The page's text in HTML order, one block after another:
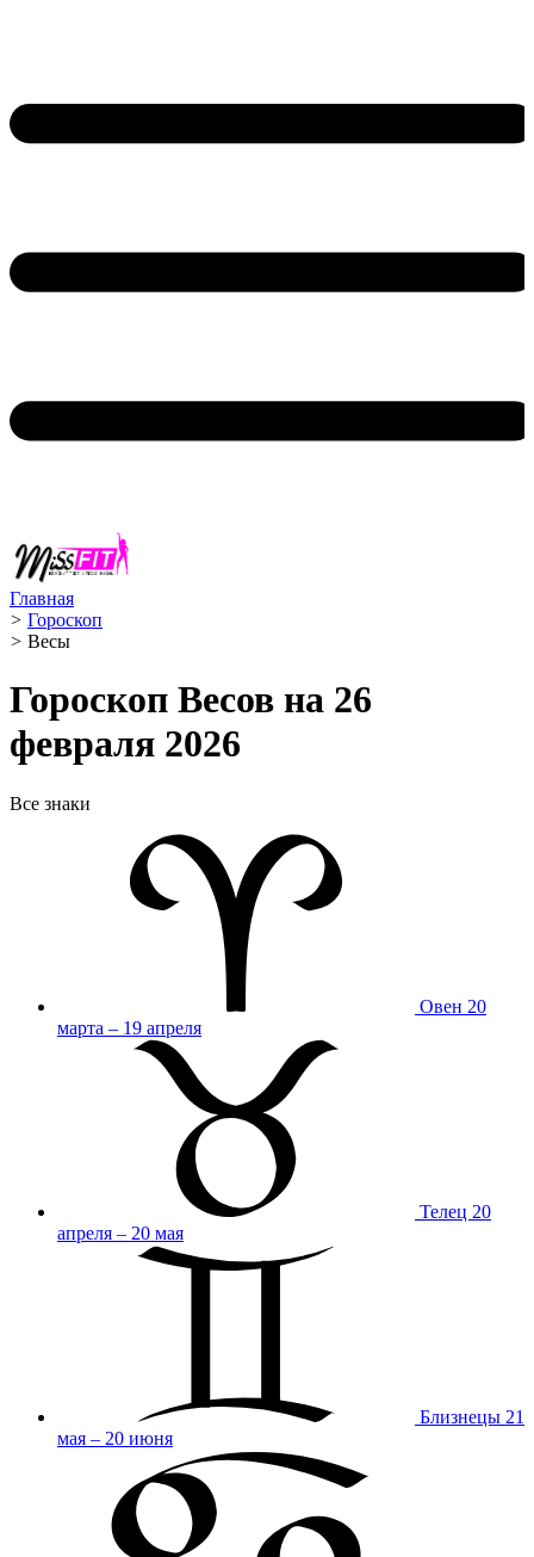
Главная
> Гороскоп
> Весы ️
Гороскоп Весов на 26
февраля 2026
Все знаки
Овен 20
марта – 19 апреля
Телец 20
апреля – 20 мая
Близнецы 21
мая – 20 июня